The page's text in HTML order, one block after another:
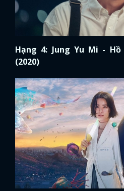
Hạng 4: Jung Yu Mi -
(2020)